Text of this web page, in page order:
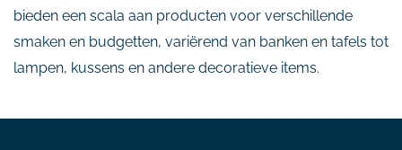
bieden een scala aan producten voor verschillende
smaken en budgetten, variërend van banken en tafels tot
lampen, kussens en andere decoratieve items.